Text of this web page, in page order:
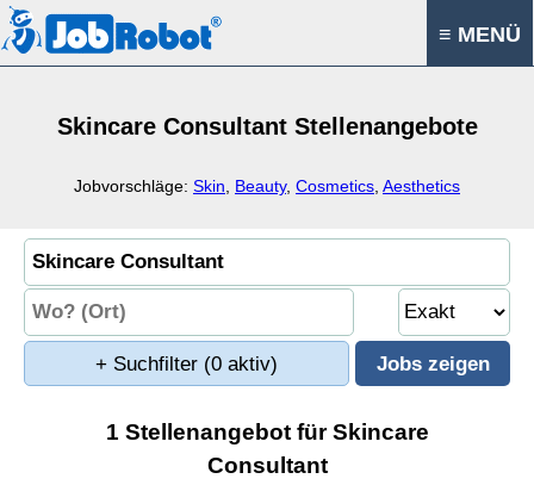
≡ MENÜ
Skincare Consultant Stellenangebote
Jobvorschläge: Skin Beauty, Cosmetics Aesthetics
+ Suchfilter (0 aktiv)
1 Stellenangebot für Skincare
Consultant